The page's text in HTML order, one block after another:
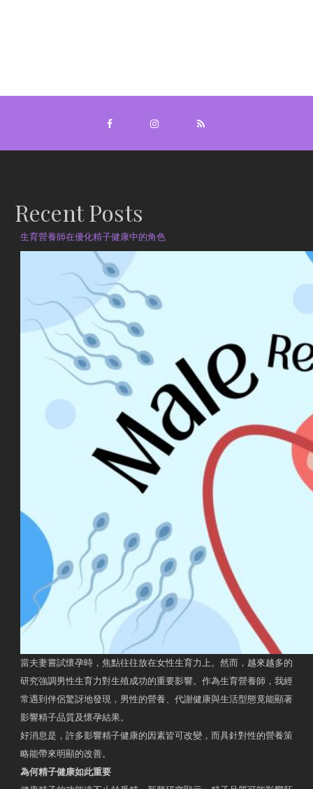
Recent Posts
生育營養師在優化精子健康中的角色
當夫妻嘗試懷孕時，焦點往往放在女性生育力上。然而，越來越多的
研究強調男性生育力對生殖成功的重要影響。作為生育營養師，我經
常遇到伴侶驚訝地發現，男性的營養、代謝健康與生活型態竟能顯著
影響精子品質及懷孕結果。
好消息是，許多影響精子健康的因素皆可改變，而具針對性的營養策
略能帶來明顯的改善。
為何精子健康如此重要